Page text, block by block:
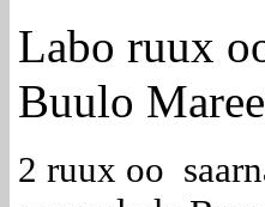
Labo ruux
Buulo
2 ruux oo